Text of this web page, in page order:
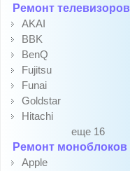
Ремонт телевизоров
AKAI
BBK
BenQ
Fujitsu
Funai
Goldstar
Hitachi
еще 16
Ремонт моноблоков
Apple